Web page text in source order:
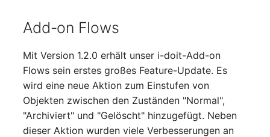
Changelogs 1.12.x
Changelogs 1.11.x
Changelogs 1.10.x
Datenbankzugriff
Datenbankzuweisung
Datensicherung
KVM-Switch
Land
Layer-2-Netz
Switch Stacking
Variable Reports
VM provisionieren
(veraltet)
VIVA
VIVA2 (IT-
Grundschutz)
Workflow
Add-on Flows
Mit Version 1.2.0 erhält unser i-doit-Add-on
Flows sein erstes großes Feature-Update. Es
wird eine neue Aktion zum Einstufen von
Objekten zwischen den Zuständen "Normal",
"Archiviert" und "Gelöscht" hinzugefügt. Neben
dieser Aktion wurden viele Verbesserungen an